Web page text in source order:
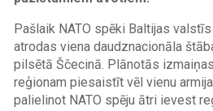
Pašlaik NATO spēki Baltijas
atrodas viena daudznacionāla
pilsētā Ščecinā. Plānotās
reģionam piesaistīt vēl vienu
palielinot NATO spēju ātri ievest